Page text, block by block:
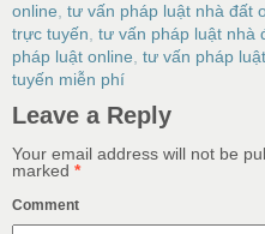
online tư vấn pháp luật nhà đất
trực tuyến tư vấn pháp luật nhà
pháp luật online tư vấn pháp
tuyến miễn phí
Leave a Reply
Your email address will not be
marked *
Comment